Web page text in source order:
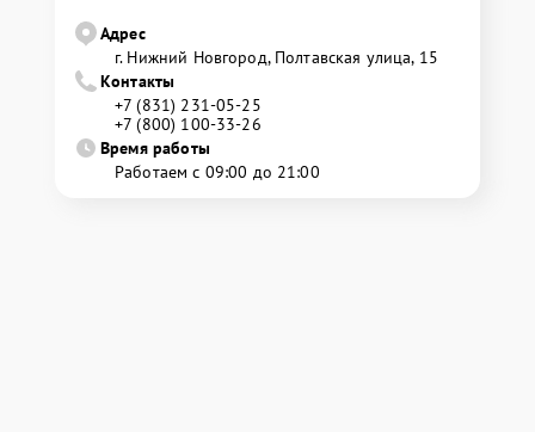
Адрес
г. Нижний Новгород, Полтавская улица, 15
Контакты
+7 (831) 231-05-25
+7 (800) 100-33-26
Время работы
Работаем с 09:00 до 21:00